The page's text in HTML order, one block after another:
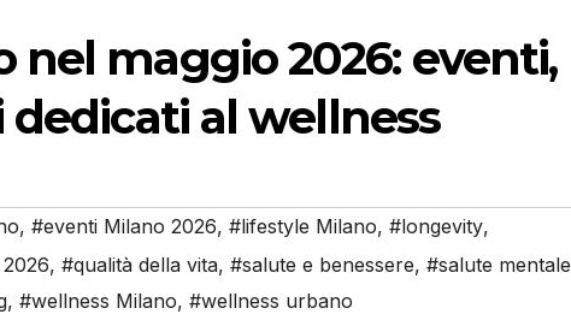
nel maggio 2026: eventi,
al wellness
, #eventi Milano 2026, #lifestyle Milano, #longevity,
, #qualità della vita, #salute e benessere, #salute mentale
, #wellness Milano, #wellness urbano